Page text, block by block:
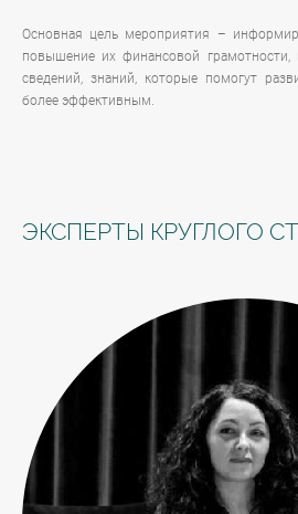
Основная цель мероприятия –
повышение их финансовой грамотности,
сведений, знаний, которые помогут
более эффективным.
ЭКСПЕРТЫ КРУГЛОГО